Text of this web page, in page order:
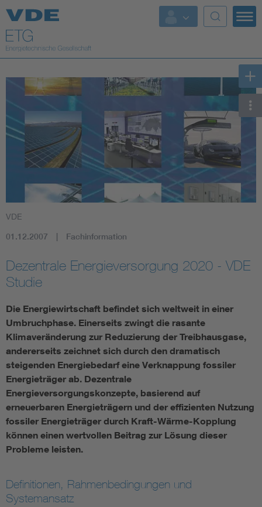
Top Themen
Fokusthemen
Energy
AI & Digital Trust
Health
Mobility
Energy efficiency
Energy grids
Energy storage
Renewable energies
Kompetenzzentrum Smart Grid
VDE
01.12.2007 Fachinformation
Dezentrale Energieversorgung 2020 - VDE
Studie
Die Energiewirtschaft befindet sich weltweit in einer
Umbruchphase. Einerseits zwingt die rasante
Klimaveränderung zur Reduzierung der Treibhausgase,
andererseits zeichnet sich durch den dramatisch
steigenden Energiebedarf eine Verknappung fossiler
Energieträger ab. Dezentrale
Energieversorgungskonzepte, basierend auf
erneuerbaren Energieträgern und der effizienten Nutzung
fossiler Energieträger durch Kraft-Wärme-Kopplung
können einen wertvollen Beitrag zur Lösung dieser
Probleme leisten.
Definitionen, Rahmenbedingungen und
Systemansatz